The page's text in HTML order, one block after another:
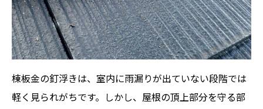
棟板金の釘浮きは、室内に雨漏りが出ていない段階では
軽く見られがちです。しかし、屋根の頂上部分を守る部